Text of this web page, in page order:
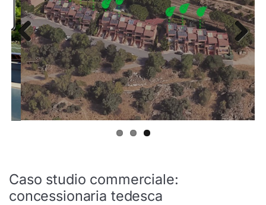
Previ
ous
Next
Caso studio commerciale:
concessionaria tedesca